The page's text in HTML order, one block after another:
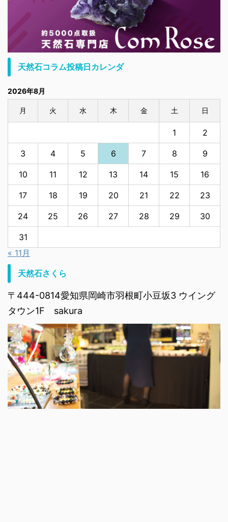
天然石コラム投稿日カレンダ
2026年8月
月 火 水 木 金 土 日
1 2
3 4 5 6 7 8 9
10 11 12 13 14 15 16
17 18 19 20 21 22 23
24 25 26 27 28 29 30
31
« 11月
天然石さくら
〒444-0814愛知県岡崎市羽根町小豆坂3 ウイング
タウン1F sakura